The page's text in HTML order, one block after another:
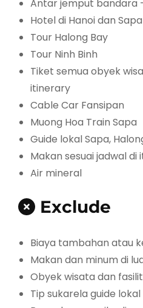
Antar jemput bandara
Hotel di Hanoi dan Sapa
Tour Halong Bay
Tour Ninh Binh
Tiket semua obyek
itinerary
Cable Car Fansipan
Muong Hoa Train Sapa
Guide lokal Sapa,
Makan sesuai jadwal di
Air mineral
Exclude
Biaya tambahan atau
Makan dan minum di
Obyek wisata dan
Tip sukarela guide